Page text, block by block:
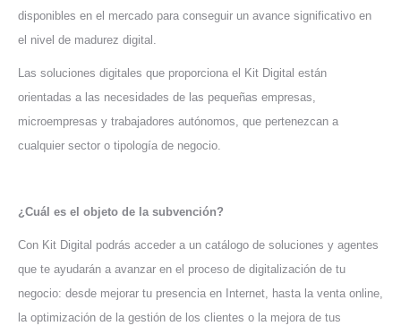
disponibles en el mercado para conseguir un avance significativo en
el nivel de madurez digital.
Las soluciones digitales que proporciona el Kit Digital están
orientadas a las necesidades de las pequeñas empresas,
microempresas y trabajadores autónomos, que pertenezcan a
cualquier sector o tipología de negocio.
¿Cuál es el objeto de la subvención?
Con Kit Digital podrás acceder a un catálogo de soluciones y agentes
que te ayudarán a avanzar en el proceso de digitalización de tu
negocio: desde mejorar tu presencia en Internet, hasta la venta online,
la optimización de la gestión de los clientes o la mejora de tus